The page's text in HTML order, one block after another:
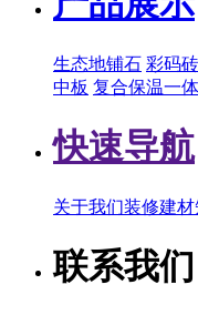
生态地铺石 彩码
中板 复合保温一
快速导航
关于我们装修建材
联系我们